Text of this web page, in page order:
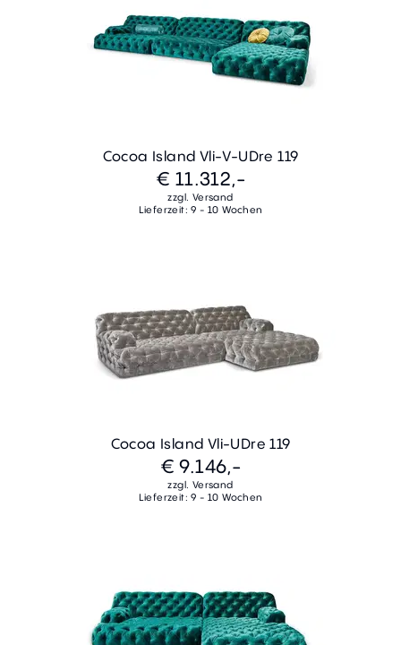
Cocoa Island Vli-V-UDre 119
€ 11.312,-
zzgl. Versand
Lieferzeit: 9 - 10 Wochen
Cocoa Island Vli-UDre 119
€ 9.146,-
zzgl. Versand
Lieferzeit: 9 - 10 Wochen